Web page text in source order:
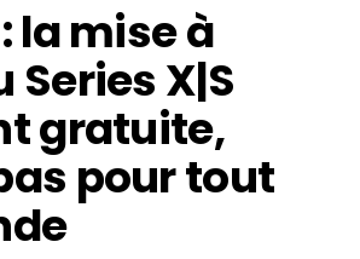
la mise à
Series X|S
gratuite,
pour tout